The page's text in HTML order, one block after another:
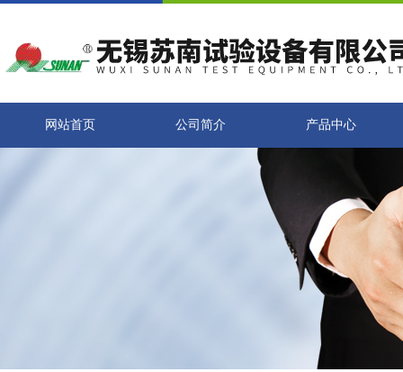
网站首页 公司简介 产品中心